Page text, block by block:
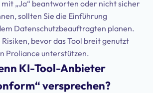
mit „Ja“ beantworten oder nicht sicher
sollten Sie die Einführung
Datenschutzbeauftragten planen.
Risiken, bevor das Tool breit genutzt
Proliance unterstützen.
KI-Tool-Anbieter
versprechen?